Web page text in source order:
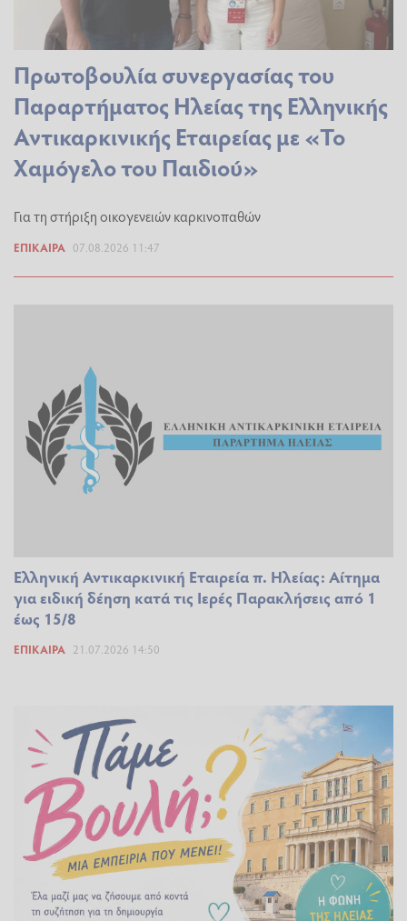
Πρωτοβουλία συνεργασίας του
Παραρτήματος Ηλείας της Ελληνικής
Αντικαρκινικής Εταιρείας με «Το
Χαμόγελο του Παιδιού»
Για τη στήριξη οικογενειών καρκινοπαθών
ΕΠΊΚΑΙΡΑ 07.08.2026 11:47
Ελληνική Αντικαρκινική Εταιρεία π. Ηλείας: Αίτημα
για ειδική δέηση κατά τις Ιερές Παρακλήσεις από 1
έως 15/8
ΕΠΊΚΑΙΡΑ 21.07.2026 14:50